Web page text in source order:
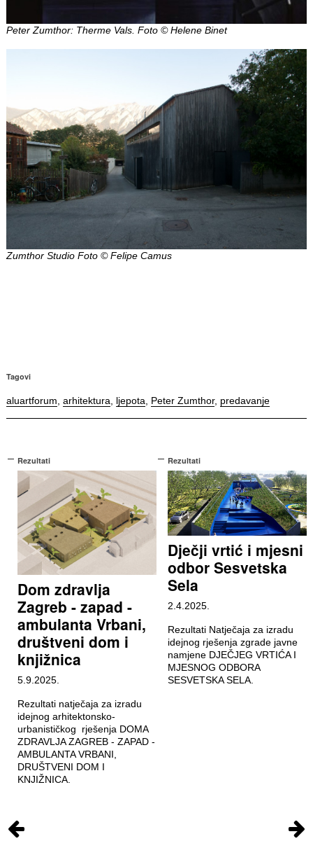
Peter Zumthor: Therme Vals. Foto © Helene Binet
Zumthor Studio Foto © Felipe Camus
Tagovi
aluartforum arhitektura ljepota Peter Zumthor, predavanje
Rezultati
Dom zdravlja
Zagreb - zapad -
ambulanta Vrbani,
društveni dom i
knjižnica
5.9.2025.
Rezultati natječaja za izradu
idejnog arhitektonsko-
urbanističkog rješenja DOMA
ZDRAVLJA ZAGREB - ZAPAD -
AMBULANTA VRBANI,
DRUŠTVENI DOM I
KNJIŽNICA.
Rezultati
Dječji vrtić i mjesni
odbor Sesvetska
Sela
2.4.2025.
Rezultati Natječaja za izradu
idejnog rješenja zgrade javne
namjene DJEČJEG VRTIĆA I
MJESNOG ODBORA
SESVETSKA SELA.